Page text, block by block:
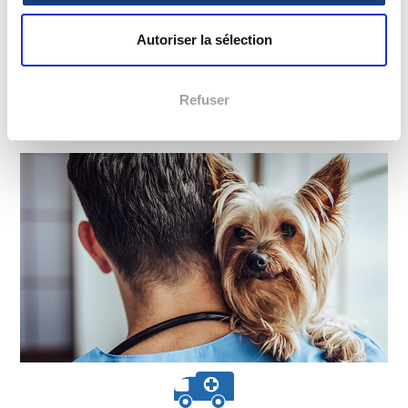
Autoriser la sélection
Refuser
nécessaires au bien être de votre chien, chat ou
nouvel animal de compagnie.
Urgence Vétérinaire ou consulter nos fiches conseils